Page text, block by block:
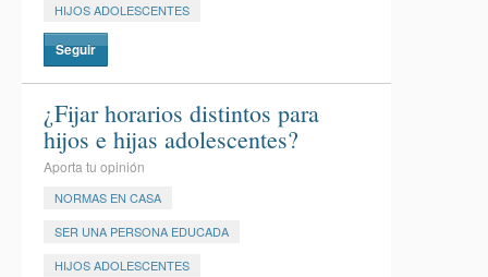
HIJOS ADOLESCENTES
Seguir
¿Fijar horarios distintos para
hijos e hijas adolescentes?
Aporta tu opinión
NORMAS EN CASA
SER UNA PERSONA EDUCADA
HIJOS ADOLESCENTES